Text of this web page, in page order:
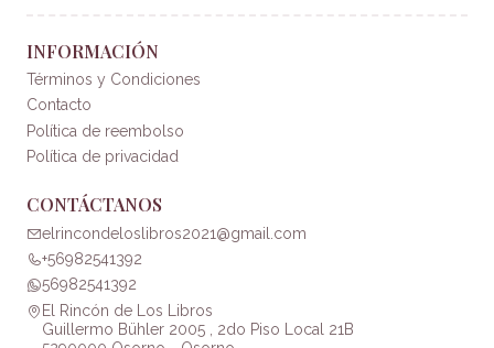
INFORMACIÓN
Términos y Condiciones
Contacto
Política de reembolso
Política de privacidad
CONTÁCTANOS
elrincondeloslibros2021@gmail.com
+56982541392
56982541392
El Rincón de Los Libros
Guillermo Bühler 2005 , 2do Piso Local 21B